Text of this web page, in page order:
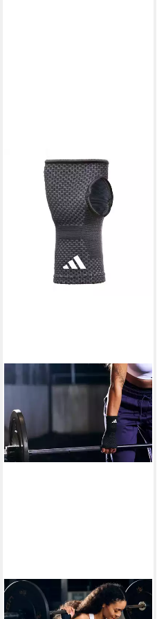
ADIDAS PERFORMANCE
Handgelenkbandage Adidas